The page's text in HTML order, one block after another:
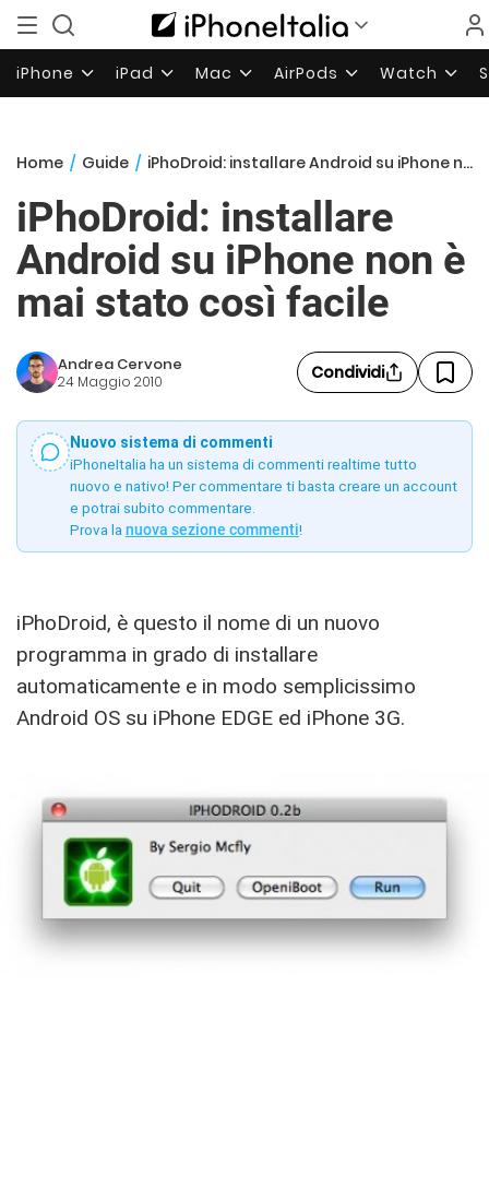
iPhone iPad Mac AirPods Watch
Home / Guide / iPhoDroid: installare Android su iPhone non è mai stato così facile
iPhoDroid: installare
Android su iPhone non è
mai stato così facile
Andrea Cervone
24 Maggio 2010 Condividi
Nuovo sistema di commenti
iPhoneItalia ha un sistema di commenti realtime tutto
nuovo e nativo! Per commentare ti basta creare un account
e potrai subito commentare.
Prova la nuova sezione commenti!
iPhoDroid, è questo il nome di un nuovo
programma in grado di installare
automaticamente e in modo semplicissimo
Android OS su iPhone EDGE ed iPhone 3G.